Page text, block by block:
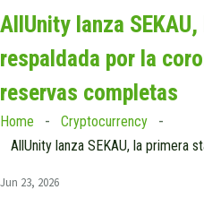
AllUnity lanza
respaldada por la
reservas completas
Home
Cryptocurrency
Jun 23, 2026